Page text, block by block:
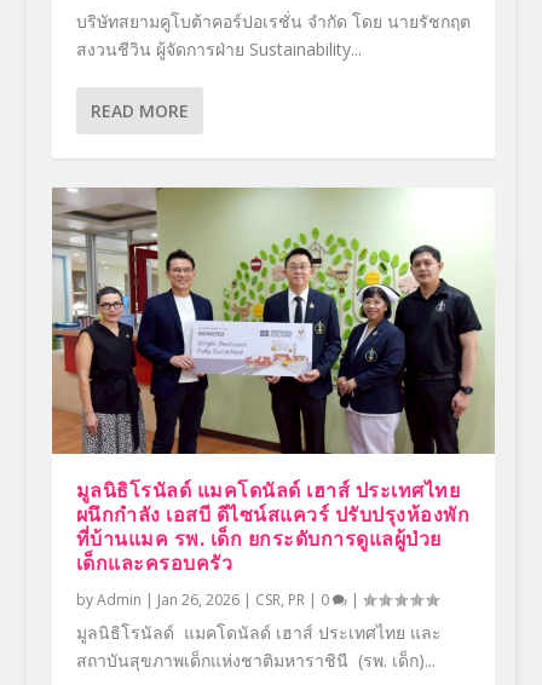
บริษัทสยามคูโบต้าคอร์ปอเรชั่น จำกัด โดย นายรัชกฤต
สงวนชีวิน ผู้จัดการฝ่าย Sustainability...
READ MORE
มูลนิธิโรนัลด์ แมคโดนัลด์ เฮาส์ ประเทศไทย
ผนึกกำลัง เอสบี ดีไซน์สแควร์ ปรับปรุงห้องพัก
ที่บ้านแมค รพ. เด็ก ยกระดับการดูแลผู้ป่วย
เด็กและครอบครัว
byAdmin | Jan 26, 2026| CSR, PR| 0 |
มูลนิธิโรนัลด์ แมคโดนัลด์ เฮาส์ ประเทศไทย และ
สถาบันสุขภาพเด็กแห่งชาติมหาราชินี (รพ. เด็ก)...